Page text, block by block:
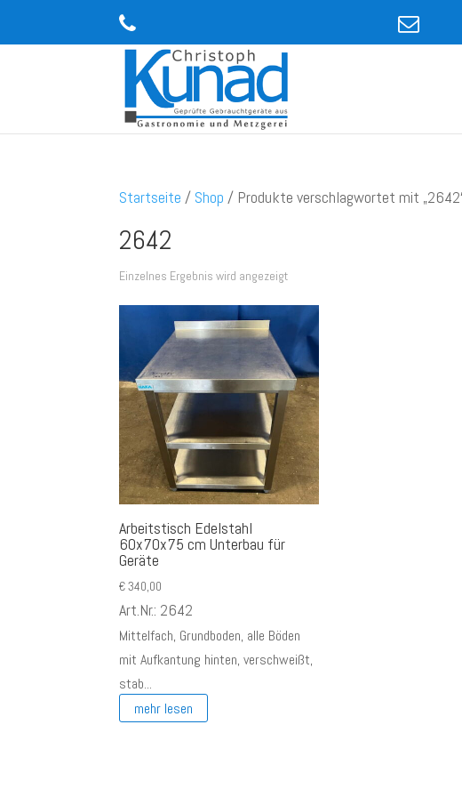
Startseite / Shop / Produkte verschlagwortet mit
2642
Einzelnes Ergebnis wird angezeigt
Arbeitstisch Edelstahl
60x70x75 cm Unterbau für
Geräte
€340,00
Art.Nr.: 2642
Mittelfach, Grundboden, alle Böden
mit Aufkantung hinten, verschweißt,
stab...
mehr lesen